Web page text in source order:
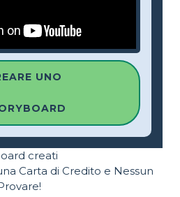
UNO
creati
Carta di Credito e Nessun